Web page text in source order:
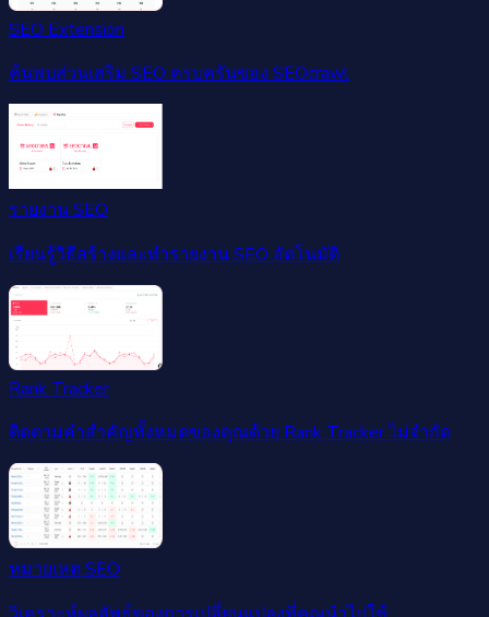
SEO Extension
ค้นพบส่วนเสริม SEO ครบครันของ SEOcrawl
รายงาน SEO
เรียนรู้วิธีสร้างและทำรายงาน SEO อัตโนมัติ
Rank Tracker
ติดตามคำสำคัญทั้งหมดของคุณด้วย Rank Tracker ไม่จำกัด
หมายเหตุ SEO